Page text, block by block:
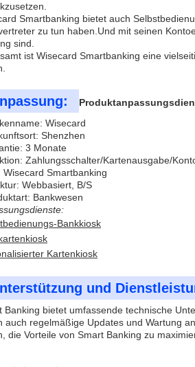
Smartbanking bietet auch
zu tun haben.Und mit seinen
sind.
ist Wisecard Smartbanking eine
Wisecard
Shenzhen
3 Monate
Zahlungsschalter/Kartenausgabe/
Wisecard Smartbanking
Webbasiert, B/S
Bankwesen
Bankkiosk
Kartenkiosk
und
Banking bietet umfassende technische
auch regelmäßige Updates und Wartung
die Vorteile von Smart Banking zu